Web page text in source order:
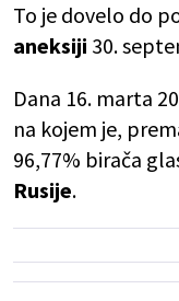
To je dovelo do
aneksiji 30.
Dana 16. marta
na kojem je,
96,77% birača
Rusije.